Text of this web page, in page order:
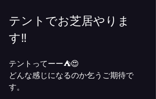
テントでお芝居やりま
す‼️
テントってーー⛺️😍
どんな感じになるのか乞うご期待で
す。